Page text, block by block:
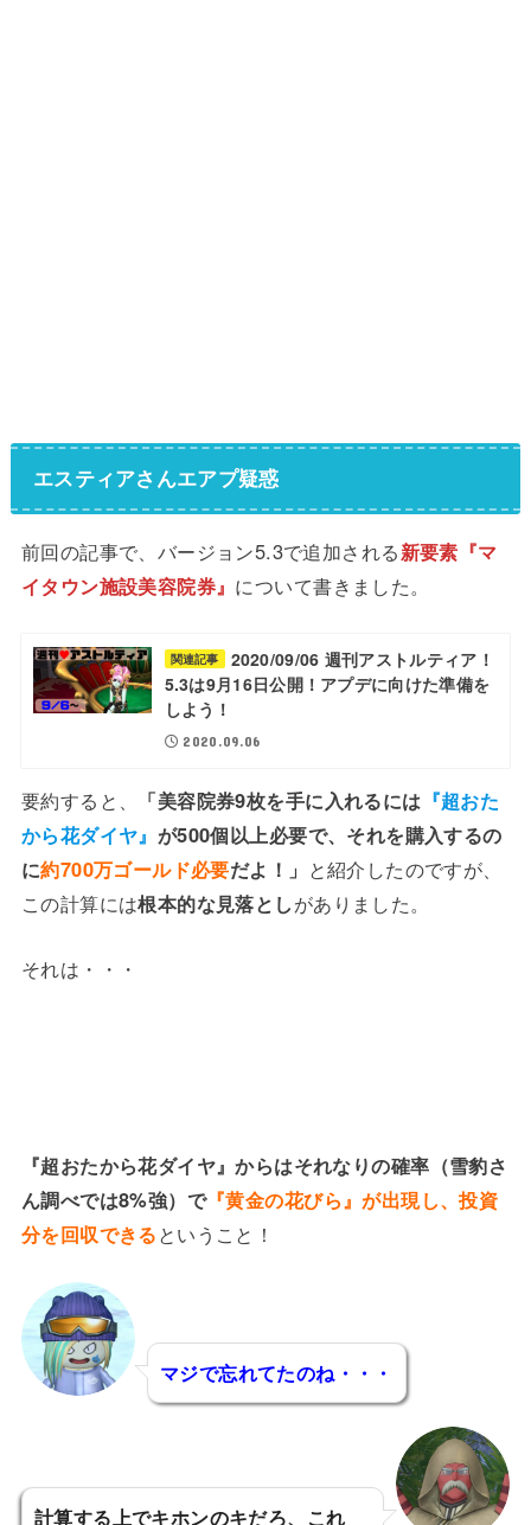
エスティアさんエアプ疑惑
前回の記事で、バージョン5.3で追加される新要素『マ
イタウン施設美容院券』 について書きました。
関連記事
2020/09/06 週刊アストルティア！
5.3は9月16日公開！アプデに向けた準備を
しよう！
2020.09.06
要約すると、 「美容院券9枚を手に入れるには 『超おた
から花ダイヤ』 が500個以上必要で、それを購入するの
に約700万ゴールド必要だよ！」 と紹介したのですが、
この計算には根本的な見落としがありました。
それは・・・
『超おたから花ダイヤ』からはそれなりの確率（雪豹さ
ん調べでは8%強）で『黄金の花びら』が出現し、投資
分を回収できるということ！
マジで忘れてたのね・・・
計算する上でキホンのキだろ、これ